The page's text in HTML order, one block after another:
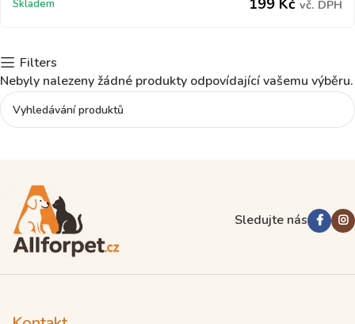
Skladem 199 Kč vč. DPH
Filters
Nebyly nalezeny žádné produkty odpovídající vašemu výběru.
Sledujte nás